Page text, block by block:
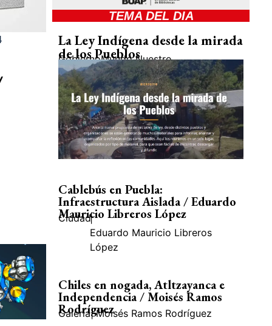
TEMA DEL DIA
La Ley Indígena desde la mirada
de los Pueblos
GobiernoMundo Nuestro
Cablebús en Puebla:
Infraestructura Aislada / Eduardo
Mauricio Libreros López
Ciudad|
Eduardo Mauricio Libreros
López
Chiles en nogada, Atltzayanca e
Independencia / Moisés Ramos
Rodríguez
Galería| Moisés Ramos Rodríguez